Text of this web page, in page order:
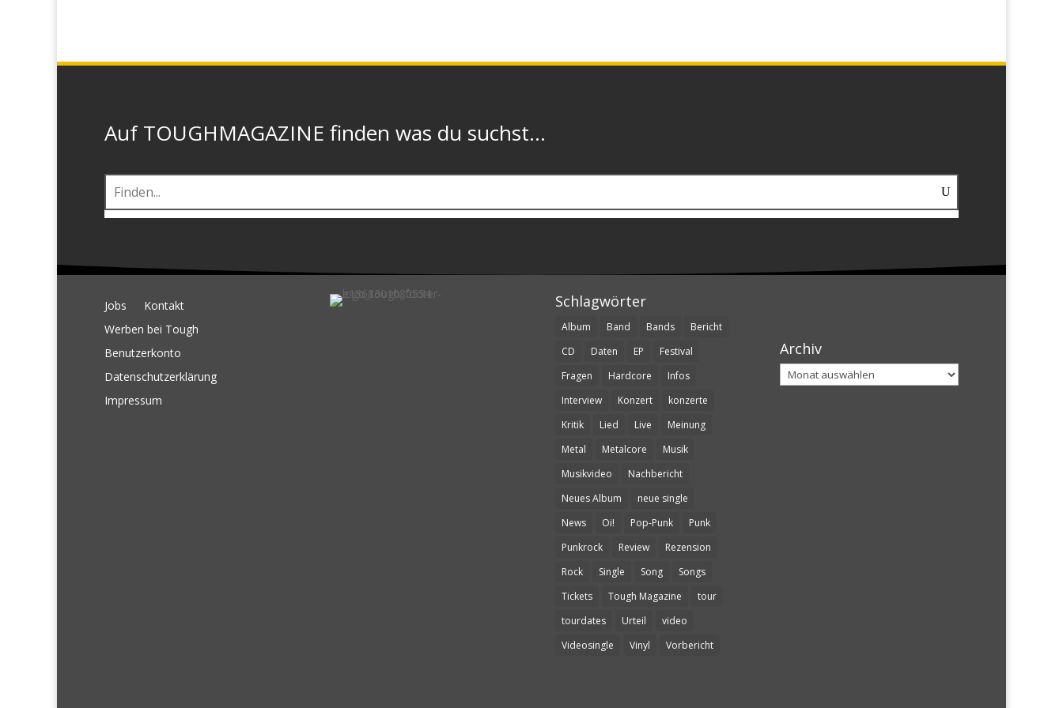
Auf TOUGHMAGAZINE finden was du suchst...
Jobs
Kontakt
Werben bei Tough
Benutzerkonto
Datenschutzerklärung
Impressum
Schlagwörter
Album Band Bands
Bericht
CD
Daten EP
Festival
Fragen
Hardcore
Infos
Interview
Konzert
konzerte
Kritik
Lied Live
Meinung
Metal
Metalcore
Musik
Musikvideo
Nachbericht
Neues Album
neue single
News
Oi! Pop-Punk
Punk
Punkrock
Review
Rezension
Rock
Single Song
Songs
Tickets
Tough Magazine
tour
tourdates
Urteil
video
Videosingle
Vinyl Vorbericht
Archiv
Archiv